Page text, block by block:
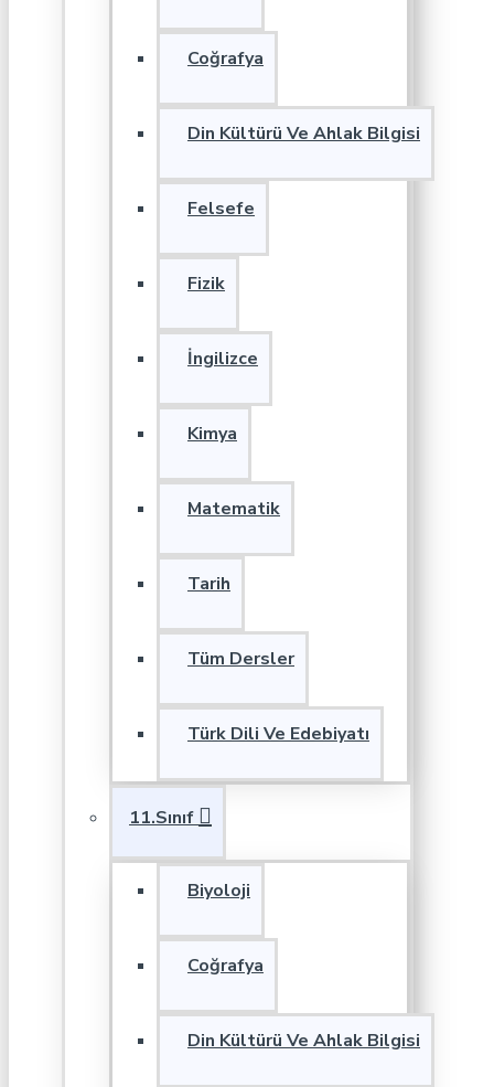
Coğrafya
Din Kültürü Ve Ahlak Bilgisi
Felsefe
Fizik
İngilizce
Kimya
Matematik
Tarih
Tüm Dersler
Türk Dili Ve Edebiyatı
11.Sınıf
Biyoloji
Coğrafya
Din Kültürü Ve Ahlak Bilgisi